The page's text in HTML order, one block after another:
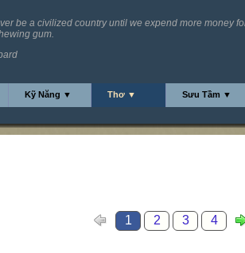
be a civilized country until we expend more money
gum.
Kỹ Năng ▼ Thơ ▼ Sưu Tầm ▼
1 2 3 4